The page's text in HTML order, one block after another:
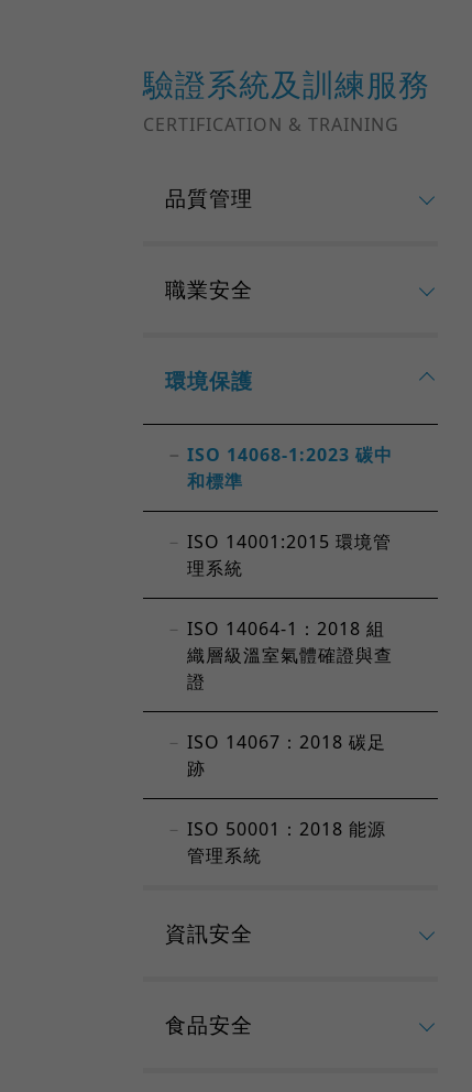
驗證系統及訓練服務
CERTIFICATION & TRAINING
品質管理
職業安全
環境保護
ISO 14068-1:2023 碳中
和標準
ISO 14001:2015 環境管
理系統
ISO 14064-1：2018 組
織層級溫室氣體確證與查
證
ISO 14067：2018 碳足
跡
ISO 50001：2018 能源
管理系統
資訊安全
食品安全